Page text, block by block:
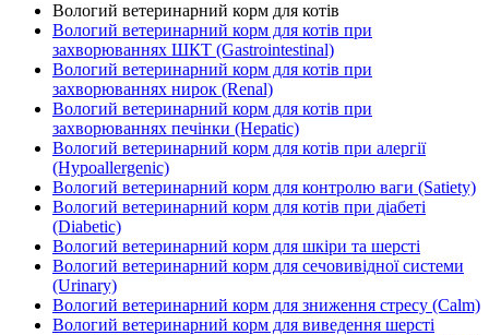
Вологий ветеринарний корм для котів
Вологий ветеринарний корм для котів при
захворюваннях ШКТ (Gastrointestinal)
Вологий ветеринарний корм для котів при
захворюваннях нирок (Renal)
Вологий ветеринарний корм для котів при
захворюваннях печінки (Hepatic)
Вологий ветеринарний корм для котів при алергії
(Hypoallergenic)
Вологий ветеринарний корм для контролю ваги (Satiety)
Вологий ветеринарний корм для котів при діабеті
(Diabetic)
Вологий ветеринарний корм для шкіри та шерсті
Вологий ветеринарний корм для сечовивідної системи
(Urinary)
Вологий ветеринарний корм для зниження стресу (Calm)
Вологий ветеринарний корм для виведення шерсті